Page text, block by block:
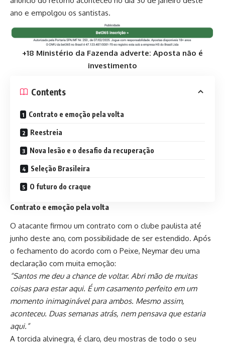
ano e empolgou os santistas.
+18 Ministério da Fazenda adverte: Aposta não é
investimento
Contents
Contrato e emoção pela volta
Reestreia
Nova lesão e o desafio da recuperação
Seleção Brasileira
O futuro do craque
Contrato e emoção pela volta
O atacante firmou um contrato com o clube paulista até
junho deste ano, com possibilidade de ser estendido. Após
o fechamento do acordo com o Peixe, Neymar deu uma
declaração com muita emoção:
“Santos me deu a chance de voltar. Abri mão de muitas
coisas para estar aqui. É um casamento perfeito em um
momento inimaginável para ambos. Mesmo assim,
aconteceu. Duas semanas atrás, nem pensava que estaria
aqui.”
A torcida alvinegra, é claro, deu mostras de todo o seu